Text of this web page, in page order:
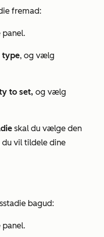
fremad:
panel.
type, og vælg
to set, og vælg
skal du vælge den
du vil tildele dine
bagud:
panel.